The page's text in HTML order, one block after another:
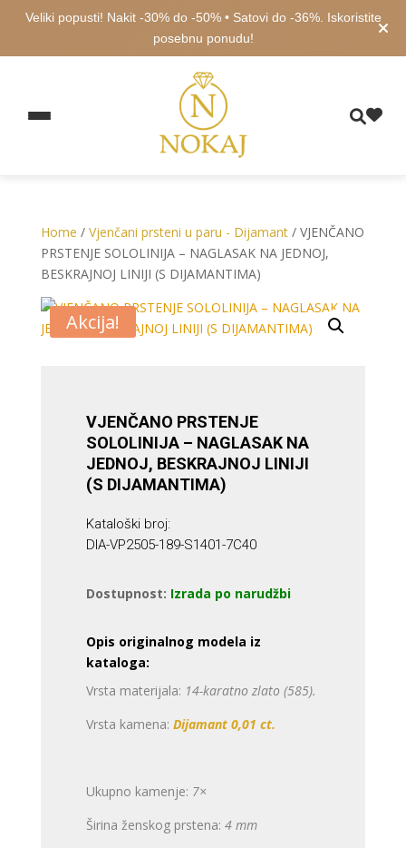
Veliki popusti! Nakit -30% do -50% • Satovi do -36%. Iskoristite
posebnu ponudu!
Home / Vjenčani prsteni u paru - Dijamant/ VJENČANO
PRSTENJE SOLOLINIJA – NAGLASAK NA JEDNOJ,
BESKRAJNOJ LINIJI (S DIJAMANTIMA)
Akcija!
VJENČANO PRSTENJE
SOLOLINIJA – NAGLASAK NA
JEDNOJ, BESKRAJNOJ LINIJI
(S DIJAMANTIMA)
Kataloški broj:
DIA-VP2505-189-S1401-7C40
Dostupnost: Izrada po narudžbi
Opis originalnog modela iz
kataloga:
Vrsta materijala: 14-karatno zlato (585).
Vrsta kamena: Dijamant 0,01 ct.
Ukupno kamenje: 7×
Širina ženskog prstena: 4 mm